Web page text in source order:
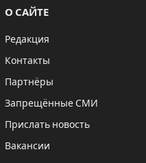
Арена”